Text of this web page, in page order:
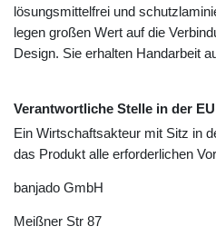
lösungsmittelfrei und
legen großen Wert auf die
Design. Sie erhalten Handarbeit
Verantwortliche Stelle in der EU
Ein Wirtschaftsakteur mit Sitz in
das Produkt alle erforderlichen
banjado GmbH
Meißner Str 87